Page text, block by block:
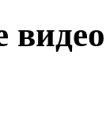
видео